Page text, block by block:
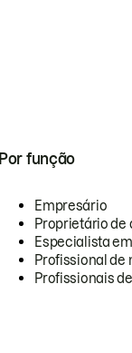
Por função
Empresário
Proprietário de
Especialista em
Profissional de
Profissionais